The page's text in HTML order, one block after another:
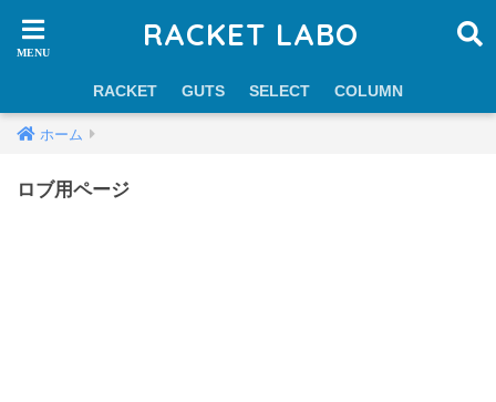
RACKET LABO
RACKET GUTS SELECT COLUMN
ホーム
ロブ用ページ